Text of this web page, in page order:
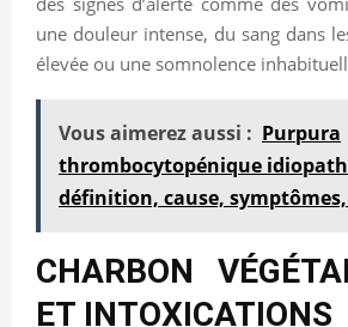
une douleur intense, du sang dans
élevée ou une somnolence
Vous aimerez aussi : Purpura
thrombocytopénique
définition, cause,
CHARBON
ET INTOXICATIONS